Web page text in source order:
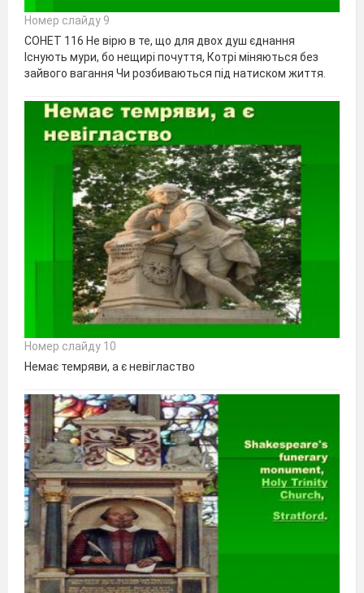
Номер слайду 9
СОНЕТ 116 Не вірю в те, що для двох душ єднання
Існують мури, бо нещирі почуття, Котрі міняються без
зайвого вагання Чи розбиваються під натиском життя.
Номер слайду 10
Немає темряви, а є невігластво